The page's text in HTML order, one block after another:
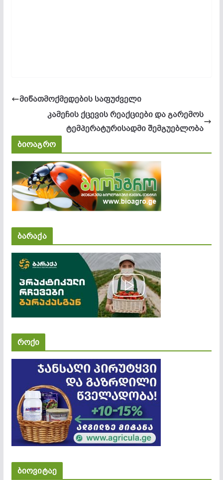
მიწათმოქმედების საფუძველი
კამეჩის ქცევის რეაქციები და გარემოს
ტემპერატურისადმი შემგუებლობა
ბიოაგრო
ბარაქა
როქი
ბიოვიტაე